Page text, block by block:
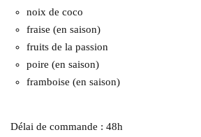
noix de coco
fraise (en saison)
fruits de la passion
poire (en saison)
framboise (en saison)
Délai de commande : 48h